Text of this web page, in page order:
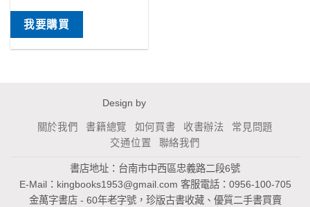
我要購買
Design by
關於我們 書籍總覽 如何買書 收書辦法
常見問題
交通位置
聯絡我們
書店地址：台南市中西區忠義路二段6號
E-Mail： kingbooks1953@gmail.com 客服電話：0956-100-705
金萬字書店 - 60年老字號，珍版古書收藏、優質二手書買賣